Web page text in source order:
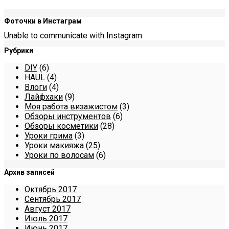
Фоточки в Инстаграм
Unable to communicate with Instagram.
Рубрики
DIY (6)
HAUL (4)
Влоги (4)
Лайфхаки (9)
Моя работа визажистом (3)
Обзоры инструментов (6)
Обзоры косметики (28)
Уроки грима (3)
Уроки макияжа (25)
Уроки по волосам (6)
Архив записей
Октябрь 2017
Сентябрь 2017
Август 2017
Июль 2017